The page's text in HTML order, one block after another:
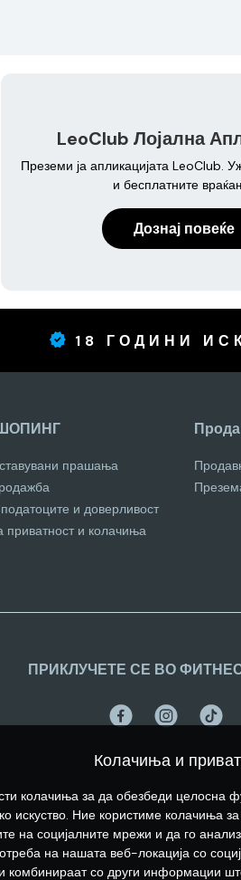
LeoClub Лојална
Преземи ја апликацијата LeoClub.
и бесплатните
Дознај повеќе
18 ГОДИНИ
прашања
и доверливост
приватност и колачиња
ПРИКЛУЧЕТЕ СЕ ВО
Колачиња и
колачиња за да обезбеди целосна
искуство. Ние користиме колачиња
на социјалните мрежи и да го
на нашата веб-локација со
комбинираат со други информации